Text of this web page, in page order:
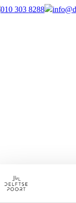
010 303 8288